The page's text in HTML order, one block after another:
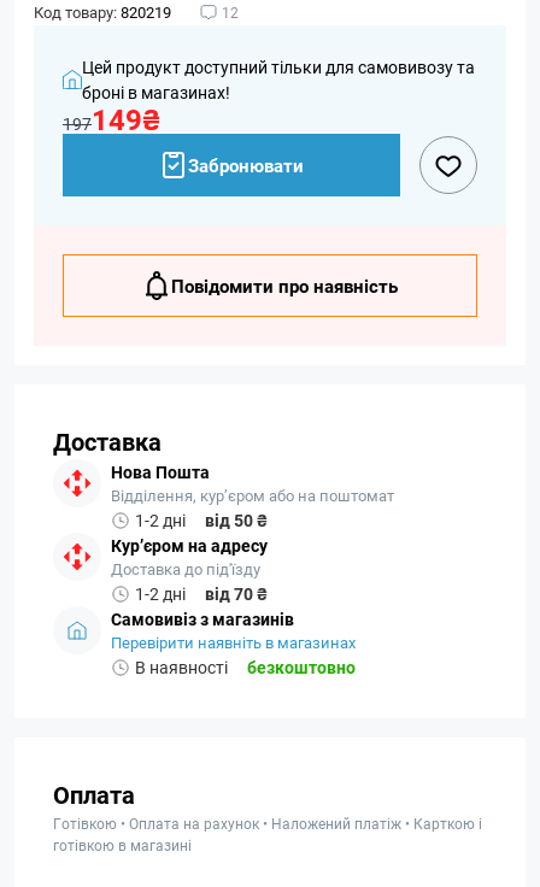
Код товару:820219 12
Цей продукт доступний тільки для самовивозу та
броні в магазинах!
197149₴
Забронювати
Повідомити про наявність
Доставка
Нова Пошта
Відділення, кур’єром або на поштомат
1-2 дні
від 50 ₴
Кур’єром на адресу
Доставка до під'їзду
1-2 дні
від 70 ₴
Самовивіз з магазинів
Перевірити наявніть в магазинах
В наявності безкоштовно
Оплата
Готівкою • Оплата на рахунок • Наложений платіж • Карткою і
готівкою в магазині